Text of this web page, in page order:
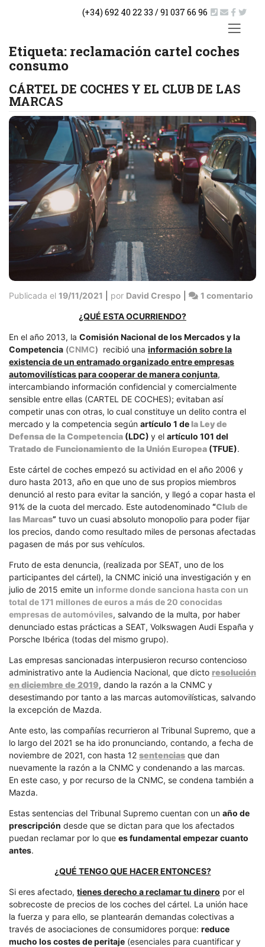
(+34) 692 40 22 33 / 91 037 66 96
Etiqueta: reclamación cartel coches
consumo
CÁRTEL DE COCHES Y EL CLUB DE LAS
MARCAS
Publicada el 19/11/2021 por David Crespo 1 comentario
¿QUÉ ESTA OCURRIENDO?
En el año 2013, la Comisión Nacional de los Mercados y la
Competencia (CNMC) recibió una información sobre la
existencia de un entramado organizado entre empresas
automovilísticas para cooperar de manera conjunta,
intercambiando información confidencial y comercialmente
sensible entre ellas (CARTEL DE COCHES); evitaban así
competir unas con otras, lo cual constituye un delito contra el
mercado y la competencia según artículo 1 dela Ley de
Defensa de la Competencia (LDC) y el artículo 101 del
Tratado de Funcionamiento de la Unión Europea (TFUE).
Este cártel de coches empezó su actividad en el año 2006 y
duro hasta 2013, año en que uno de sus propios miembros
denunció al resto para evitar la sanción, y llegó a copar hasta el
91% de la cuota del mercado. Este autodenominado “Club de
las Marcas” tuvo un cuasi absoluto monopolio para poder fijar
los precios, dando como resultado miles de personas afectadas
pagasen de más por sus vehículos.
Fruto de esta denuncia, (realizada por SEAT, uno de los
participantes del cártel), la CNMC inició una investigación y en
julio de 2015 emite un informe donde sanciona hasta con un
total de 171 millones de euros a más de 20 conocidas
empresas de automóviles, salvando de la multa, por haber
denunciado estas prácticas a SEAT, Volkswagen Audi España y
Porsche Ibérica (todas del mismo grupo).
Las empresas sancionadas interpusieron recurso contencioso
administrativo ante la Audiencia Nacional, que dicto resolución
en diciembre de 2019, dando la razón a la CNMC y
desestimando por tanto a las marcas automovilísticas, salvando
la excepción de Mazda.
Ante esto, las compañías recurrieron al Tribunal Supremo, que a
lo largo del 2021 se ha ido pronunciando, contando, a fecha de
noviembre de 2021, con hasta 12 sentencias que dan
nuevamente la razón a la CNMC y condenando a las marcas.
En este caso, y por recurso de la CNMC, se condena también a
Mazda.
Estas sentencias del Tribunal Supremo cuentan con un año de
prescripción desde que se dictan para que los afectados
puedan reclamar por lo que es fundamental empezar cuanto
antes.
¿QUÉ TENGO QUE HACER ENTONCES?
Si eres afectado, tienes derecho a reclamar tu dinero por el
sobrecoste de precios de los coches del cártel. La unión hace
la fuerza y para ello, se plantearán demandas colectivas a
través de asociaciones de consumidores porque: reduce
mucho los costes de peritaje (esenciales para cuantificar y